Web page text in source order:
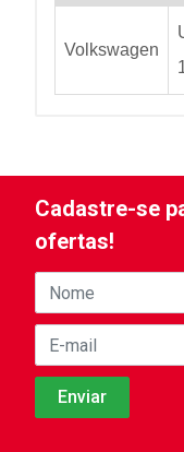
Volkswagen
Cadastre-se
ofertas!